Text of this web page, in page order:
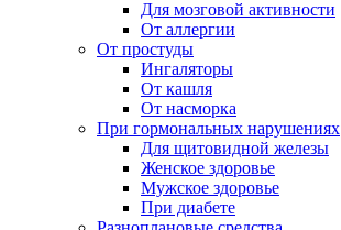
Для мозговой активности
От аллергии
От простуды
Ингаляторы
От кашля
От насморка
При гормональных нарушениях
Для щитовидной железы
Женское здоровье
Мужское здоровье
При диабете